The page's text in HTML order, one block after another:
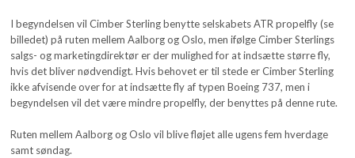
I begyndelsen vil Cimber Sterling benytte selskabets ATR propelfly (se
billedet) på ruten mellem Aalborg og Oslo, men ifølge Cimber Sterlings
salgs- og marketingdirektør er der mulighed for at indsætte større fly,
hvis det bliver nødvendigt. Hvis behovet er til stede er Cimber Sterling
ikke afvisende over for at indsætte fly af typen Boeing 737, men i
begyndelsen vil det være mindre propelfly, der benyttes på denne rute.
Ruten mellem Aalborg og Oslo vil blive fløjet alle ugens fem hverdage
samt søndag.